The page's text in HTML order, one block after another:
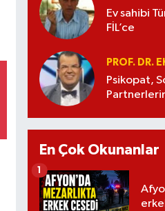
Ev sahibi
FİL’ce
PROF. DR.
Psikopat,
En Çok Okunanlar
1